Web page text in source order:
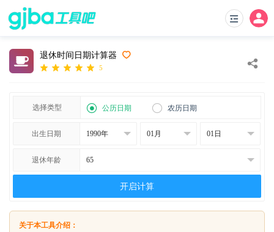
退休时间日期计算器
5
选择类型 公历日期 农历日期
出生日期
退休年龄
开启计算
关于本工具介绍：